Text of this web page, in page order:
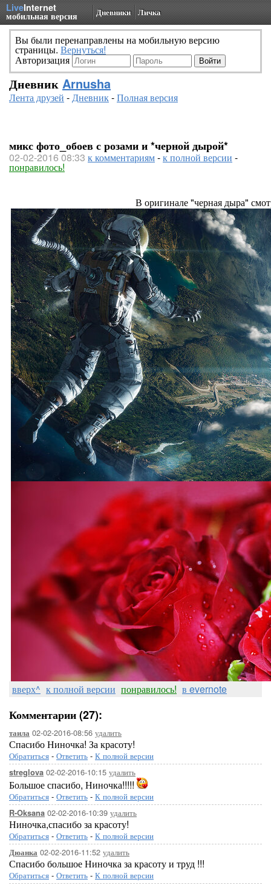
LiveInternet
мобильная версия Дневники Личка
Вы были перенаправлены на мобильную версию
страницы. Вернуться!
Авторизация
Дневник Arnusha
Лента друзей -Дневник-Полная версия
микс фото_обоев с розами и *черной дырой*
02-02-2016 08:33 к комментариям-к полной версии -
понравилось!
В оригинале "черная дыра"
вверх^ к полной версии понравилось! в evernote
Комментарии (27):
таила 02-02-2016-08:56 удалить
Спасибо Ниночка! За красоту!
Обратиться - Ответить - К полной версии
streglova 02-02-2016-10:15 удалить
Большое спасибо, Ниночка!!!!!
Обратиться - Ответить - К полной версии
R-Oksana 02-02-2016-10:39 удалить
Ниночка,спасибо за красоту!
Обратиться - Ответить - К полной версии
Дюанка 02-02-2016-11:52 удалить
Спасибо большое Ниночка за красоту и труд !!!
Обратиться - Ответить - К полной версии